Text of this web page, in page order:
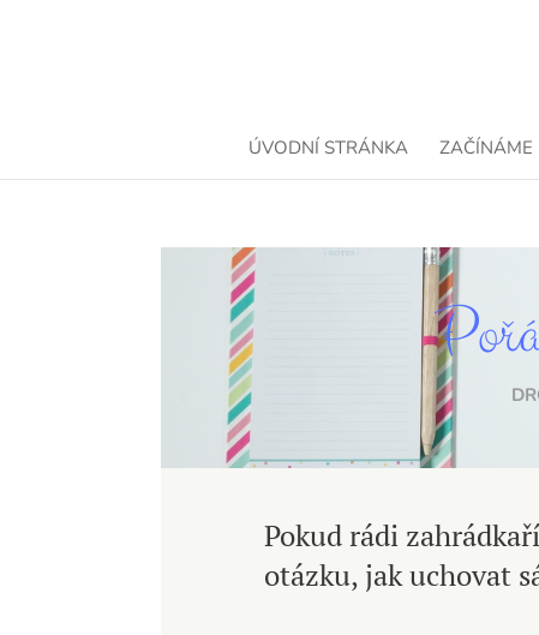
ÚVODNÍ STRÁNKA ZAČÍNÁME
Pokud rádi
otázku, jak uchovat